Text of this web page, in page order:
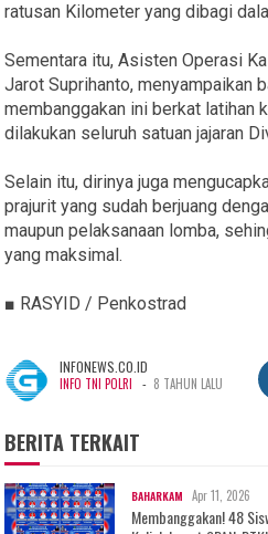
ratusan Kilometer yang dibagi
Sementara itu, Asisten Operasi
Jarot Suprihanto, menyampaikan
membanggakan ini berkat latihan
dilakukan seluruh satuan jajaran
Selain itu, dirinya juga
prajurit yang sudah berjuang
maupun pelaksanaan lomba,
yang maksimal.
■ RASYID / Penkostrad
INFONEWS.CO.ID
INFO TNI POLRI - 8 TAHUN LALU
BERITA TERKAIT
BAHARKAM Apr 11, 2026
Membanggakan! 48